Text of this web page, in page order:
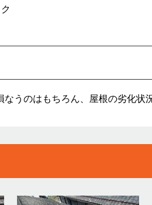
うのはもちろん、屋根の劣化状